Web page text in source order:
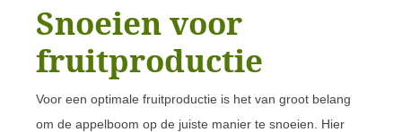
Snoeien voor
fruitproductie
Voor een optimale fruitproductie is het van groot belang
om de appelboom op de juiste manier te snoeien. Hier